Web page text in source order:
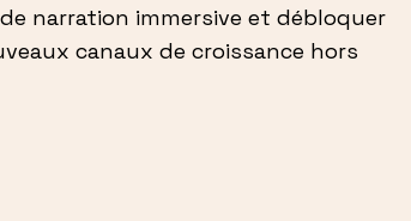
narration immersive et débloquer
canaux de croissance hors